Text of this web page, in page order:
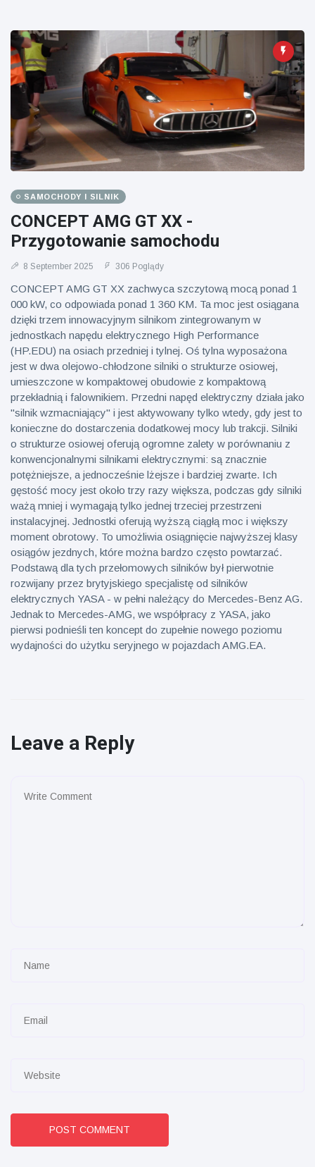
SAMOCHODY I SILNIK
CONCEPT AMG GT XX -
Przygotowanie samochodu
8 September 2025 306 Poglądy
CONCEPT AMG GT XX zachwyca szczytową mocą ponad 1
000 kW, co odpowiada ponad 1 360 KM. Ta moc jest osiągana
dzięki trzem innowacyjnym silnikom zintegrowanym w
jednostkach napędu elektrycznego High Performance
(HP.EDU) na osiach przedniej i tylnej. Oś tylna wyposażona
jest w dwa olejowo-chłodzone silniki o strukturze osiowej,
umieszczone w kompaktowej obudowie z kompaktową
przekładnią i falownikiem. Przedni napęd elektryczny działa jako
"silnik wzmacniający" i jest aktywowany tylko wtedy, gdy jest to
konieczne do dostarczenia dodatkowej mocy lub trakcji. Silniki
o strukturze osiowej oferują ogromne zalety w porównaniu z
konwencjonalnymi silnikami elektrycznymi: są znacznie
potężniejsze, a jednocześnie lżejsze i bardziej zwarte. Ich
gęstość mocy jest około trzy razy większa, podczas gdy silniki
ważą mniej i wymagają tylko jednej trzeciej przestrzeni
instalacyjnej. Jednostki oferują wyższą ciągłą moc i większy
moment obrotowy. To umożliwia osiągnięcie najwyższej klasy
osiągów jezdnych, które można bardzo często powtarzać.
Podstawą dla tych przełomowych silników był pierwotnie
rozwijany przez brytyjskiego specjalistę od silników
elektrycznych YASA - w pełni należący do Mercedes-Benz AG.
Jednak to Mercedes-AMG, we współpracy z YASA, jako
pierwsi podnieśli ten koncept do zupełnie nowego poziomu
wydajności do użytku seryjnego w pojazdach AMG.EA.
Leave a Reply
POST COMMENT